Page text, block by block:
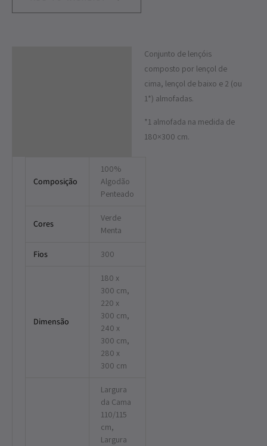
Conjunto de lençóis
composto por lençol de
cima, lençol de baixo e 2 (ou
1*) almofadas.
*1 almofada na medida de
180×300 cm.
Composição
100%
Algodão
Penteado
Cores
Verde
Menta
Fios 300
Dimensão
180 x
300 cm,
220 x
300 cm,
240 x
300 cm,
280 x
300 cm
Largura
da Cama
110/115
cm,
Largura